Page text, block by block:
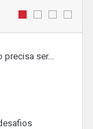
precisa ser...